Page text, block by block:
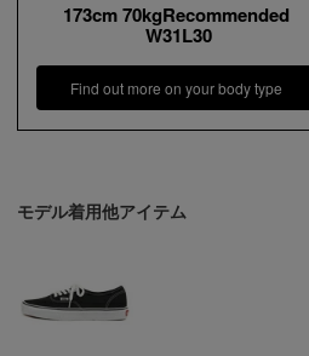
173cm 70kgRecommended
W31L30
Find out more on your body type
モデル着用他アイテム